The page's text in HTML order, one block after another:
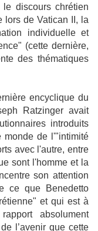
le discours chrétien
lors de Vatican II, la
individuelle et
(cette dernière,
des thématiques
encyclique du
Ratzinger avait
introduits
monde de l'"intimité
avec l'autre, entre
sont l'homme et la
son attention
ce que Benedetto
et qui est à
absolument
l’avenir que cette